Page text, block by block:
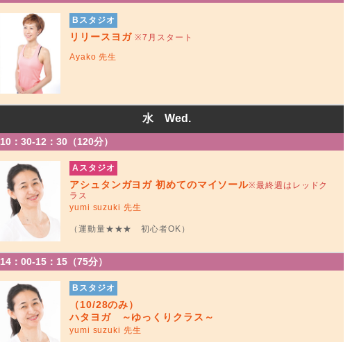
Bスタジオ
リリースヨガ※7月スタート
Ayako 先生
水 Wed.
10：30-12：30（120分）
Aスタジオ
アシュタンガヨガ 初めてのマイソール※最終週はレッドク
ラス
yumi suzuki 先生
（運動量★★★ 初心者OK）
14：00-15：15（75分）
Bスタジオ
（10/28のみ）
ハタヨガ ～ゆっくりクラス～
yumi suzuki 先生